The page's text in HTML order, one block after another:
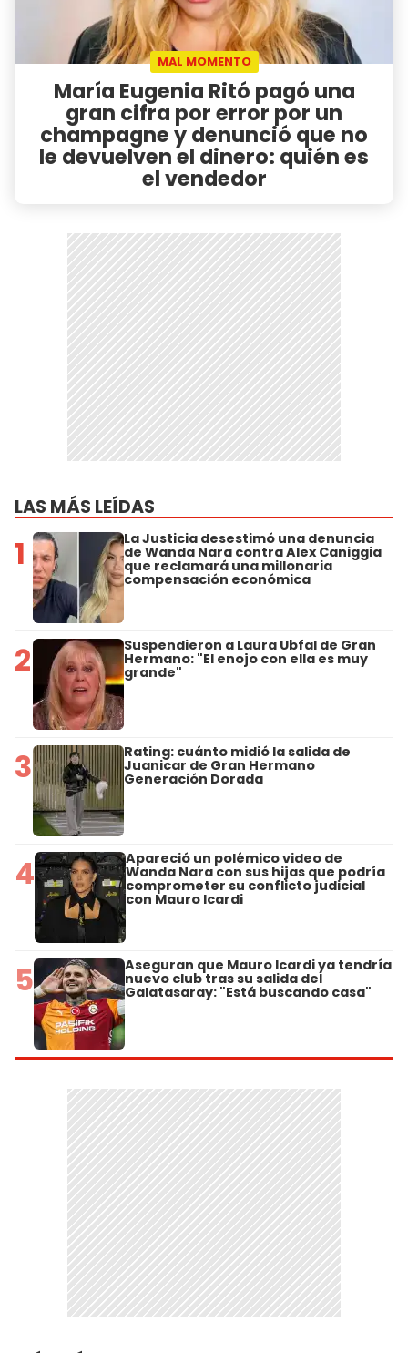
MAL MOMENTO
María Eugenia Ritó pagó una
gran cifra por error por un
champagne y denunció que no
le devuelven el dinero: quién es
el vendedor
LAS MÁS LEÍDAS
1 La Justicia desestimó una denuncia
de Wanda Nara contra Alex Caniggia
que reclamará una millonaria
compensación económica
2 Suspendieron a Laura Ubfal de Gran
Hermano: "El enojo con ella es muy
grande"
3 Rating: cuánto midió la salida de
Juanicar de Gran Hermano
Generación Dorada
4 Apareció un polémico video de
Wanda Nara con sus hijas que podría
comprometer su conflicto judicial
con Mauro Icardi
5 Aseguran que Mauro Icardi ya tendría
nuevo club tras su salida del
Galatasaray: "Está buscando casa"